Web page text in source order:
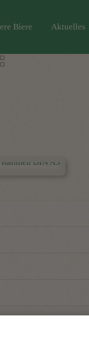
Biere Aktuelles